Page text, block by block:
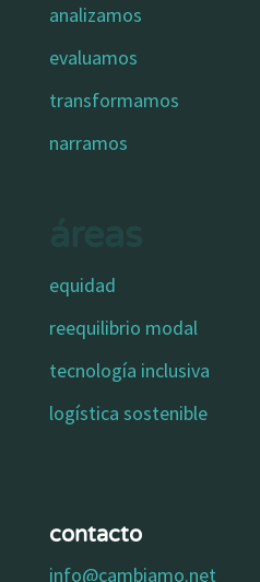
analizamos
evaluamos
transformamos
narramos
equidad
reequilibrio modal
tecnología inclusiva
logística sostenible
contacto
info@cambiamo.net